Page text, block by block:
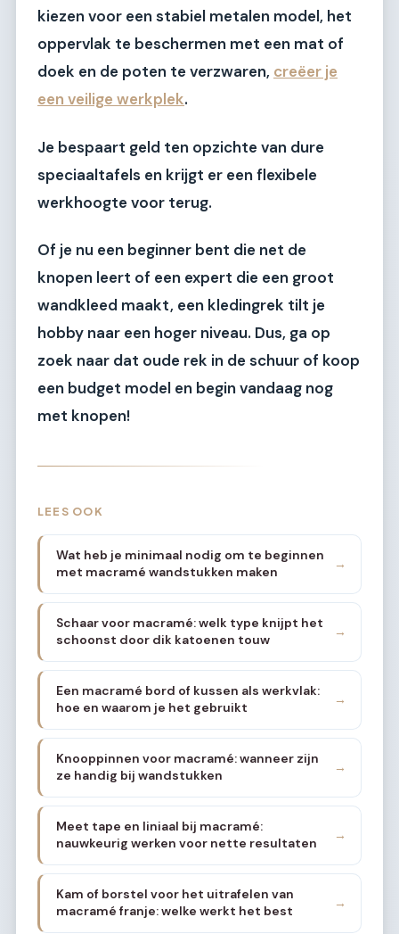
kiezen voor een stabiel metalen model, het
oppervlak te beschermen met een mat of
doek en de poten te verzwaren, creëer je
een veilige werkplek.
Je bespaart geld ten opzichte van dure
speciaaltafels en krijgt er een flexibele
werkhoogte voor terug.
Of je nu een beginner bent die net de
knopen leert of een expert die een groot
wandkleed maakt, een kledingrek tilt je
hobby naar een hoger niveau. Dus, ga op
zoek naar dat oude rek in de schuur of koop
een budget model en begin vandaag nog
met knopen!
LEES OOK
Wat heb je minimaal nodig om te beginnen
met macramé wandstukken maken
→
Schaar voor macramé: welk type knijpt het
schoonst door dik katoenen touw
→
Een macramé bord of kussen als werkvlak:
hoe en waarom je het gebruikt
→
Knooppinnen voor macramé: wanneer zijn
ze handig bij wandstukken
→
Meet tape en liniaal bij macramé:
nauwkeurig werken voor nette resultaten
→
Kam of borstel voor het uitrafelen van
macramé franje: welke werkt het best
→